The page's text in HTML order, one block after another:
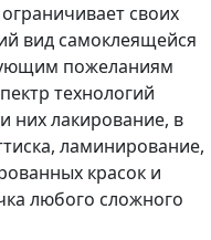
своих
вид самоклеящейся
пожеланиям
технологий
них лакирование, в
ламинирование,
красок и
любого сложного